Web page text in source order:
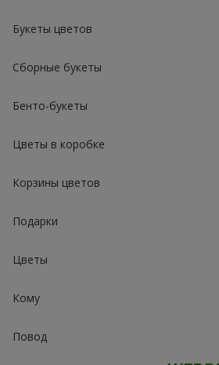
Букеты цветов
Сборные букеты
Бенто-букеты
Цветы в коробке
Корзины цветов
Подарки
Цветы
Кому
Повод